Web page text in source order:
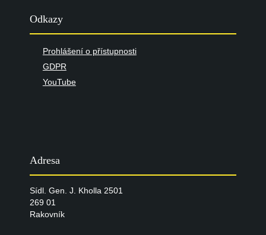
Odkazy
Prohlášení o přístupnosti
GDPR
YouTube
Adresa
Sídl. Gen. J. Kholla 2501
269 01
Rakovník